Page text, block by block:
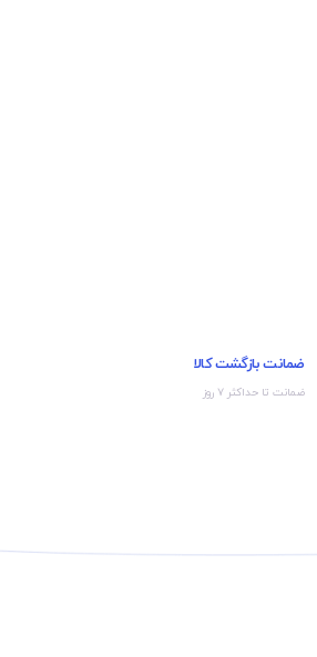
ضمانت بازگشت کالا
ضمانت تا حداکثر ۷ روز